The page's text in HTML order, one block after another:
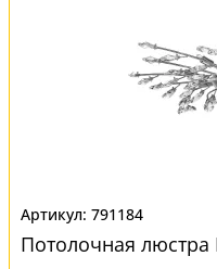
791184
Потолочная люстра